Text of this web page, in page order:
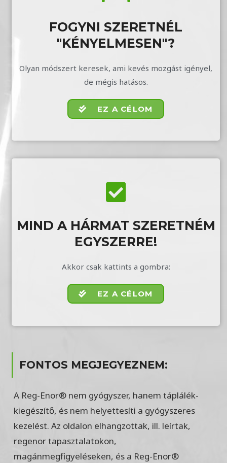
FOGYNI SZERETNÉL
"KÉNYELMESEN"?
Olyan módszert keresek, ami kevés mozgást igényel,
de mégis hatásos.
EZ A CÉLOM
MIND A HÁRMAT SZERETNÉM
EGYSZERRE!
Akkor csak kattints a gombra:
EZ A CÉLOM
FONTOS MEGJEGYEZNEM:
A Reg-Enor® nem gyógyszer, hanem táplálék-
kiegészítő, és nem helyettesíti a gyógyszeres
kezelést. Az oldalon elhangzottak, ill. leírtak,
regenor tapasztalatokon,
magánmegfigyeléseken, és a Reg-Enor®